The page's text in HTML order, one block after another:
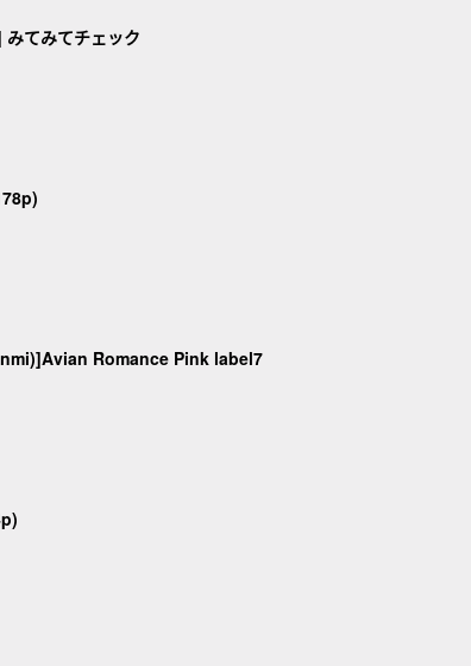
てみてチェック
Romance Pink label7